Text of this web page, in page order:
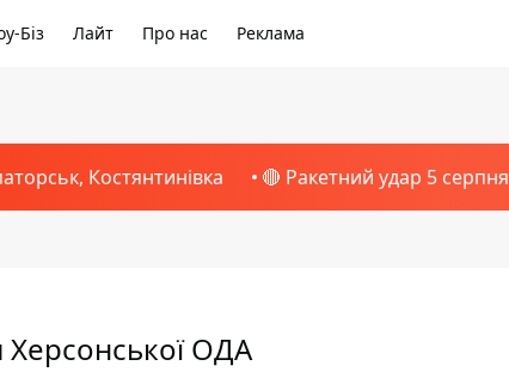
Біз Лайт Про нас Реклама
Костянтинівка 🔴 Ракетний удар 5 серпня
Херсонської ОДА